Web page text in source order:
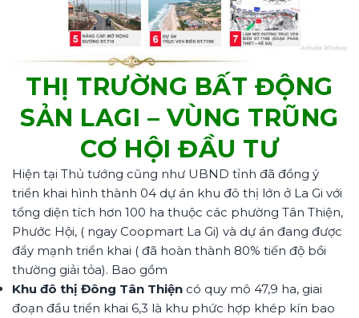
THỊ TRƯỜNG BẤT ĐỘNG
SẢN LAGI – VÙNG TRŨNG
CƠ HỘI ĐẦU TƯ
Hiện tại Thủ tướng cũng như UBND tỉnh đã đồng ý
triển khai hình thành 04 dự án khu đô thị lớn ở La Gi với
tổng diện tích hơn 100 ha thuộc các phường Tân Thiện,
Phước Hội, ( ngay Coopmart La Gi) và dự án đang được
đẩy mạnh triển khai ( đã hoàn thành 80% tiến độ bồi
thường giải tỏa). Bao gồm
Khu đô thị Đông Tân Thiện có quy mô 47,9 ha, giai
đoạn đầu triển khai 6,3 là khu phức hợp khép kín bao